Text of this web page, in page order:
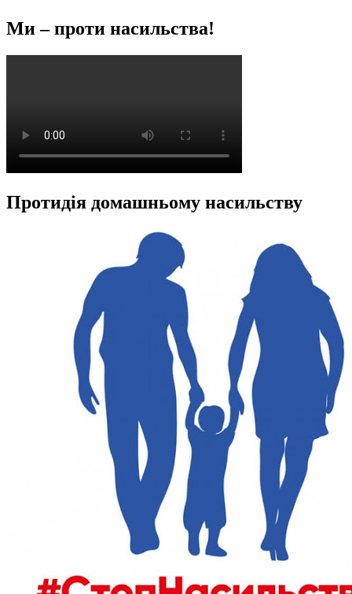
Ми – проти насильства!
Протидія домашньому насильству